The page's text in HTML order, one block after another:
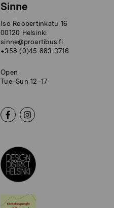
Sinne
Iso Roobertinkatu 16
00120 Helsinki
sinne@proartibus.fi
+358 (0)45 883 3716
Open
Tue–Sun 12–17